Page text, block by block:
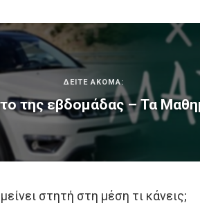
ΔΕΙΤΕ ΑΚΟΜΑ:
της εβδομάδας – Τα
στητή στη μέση τι κάνεις;